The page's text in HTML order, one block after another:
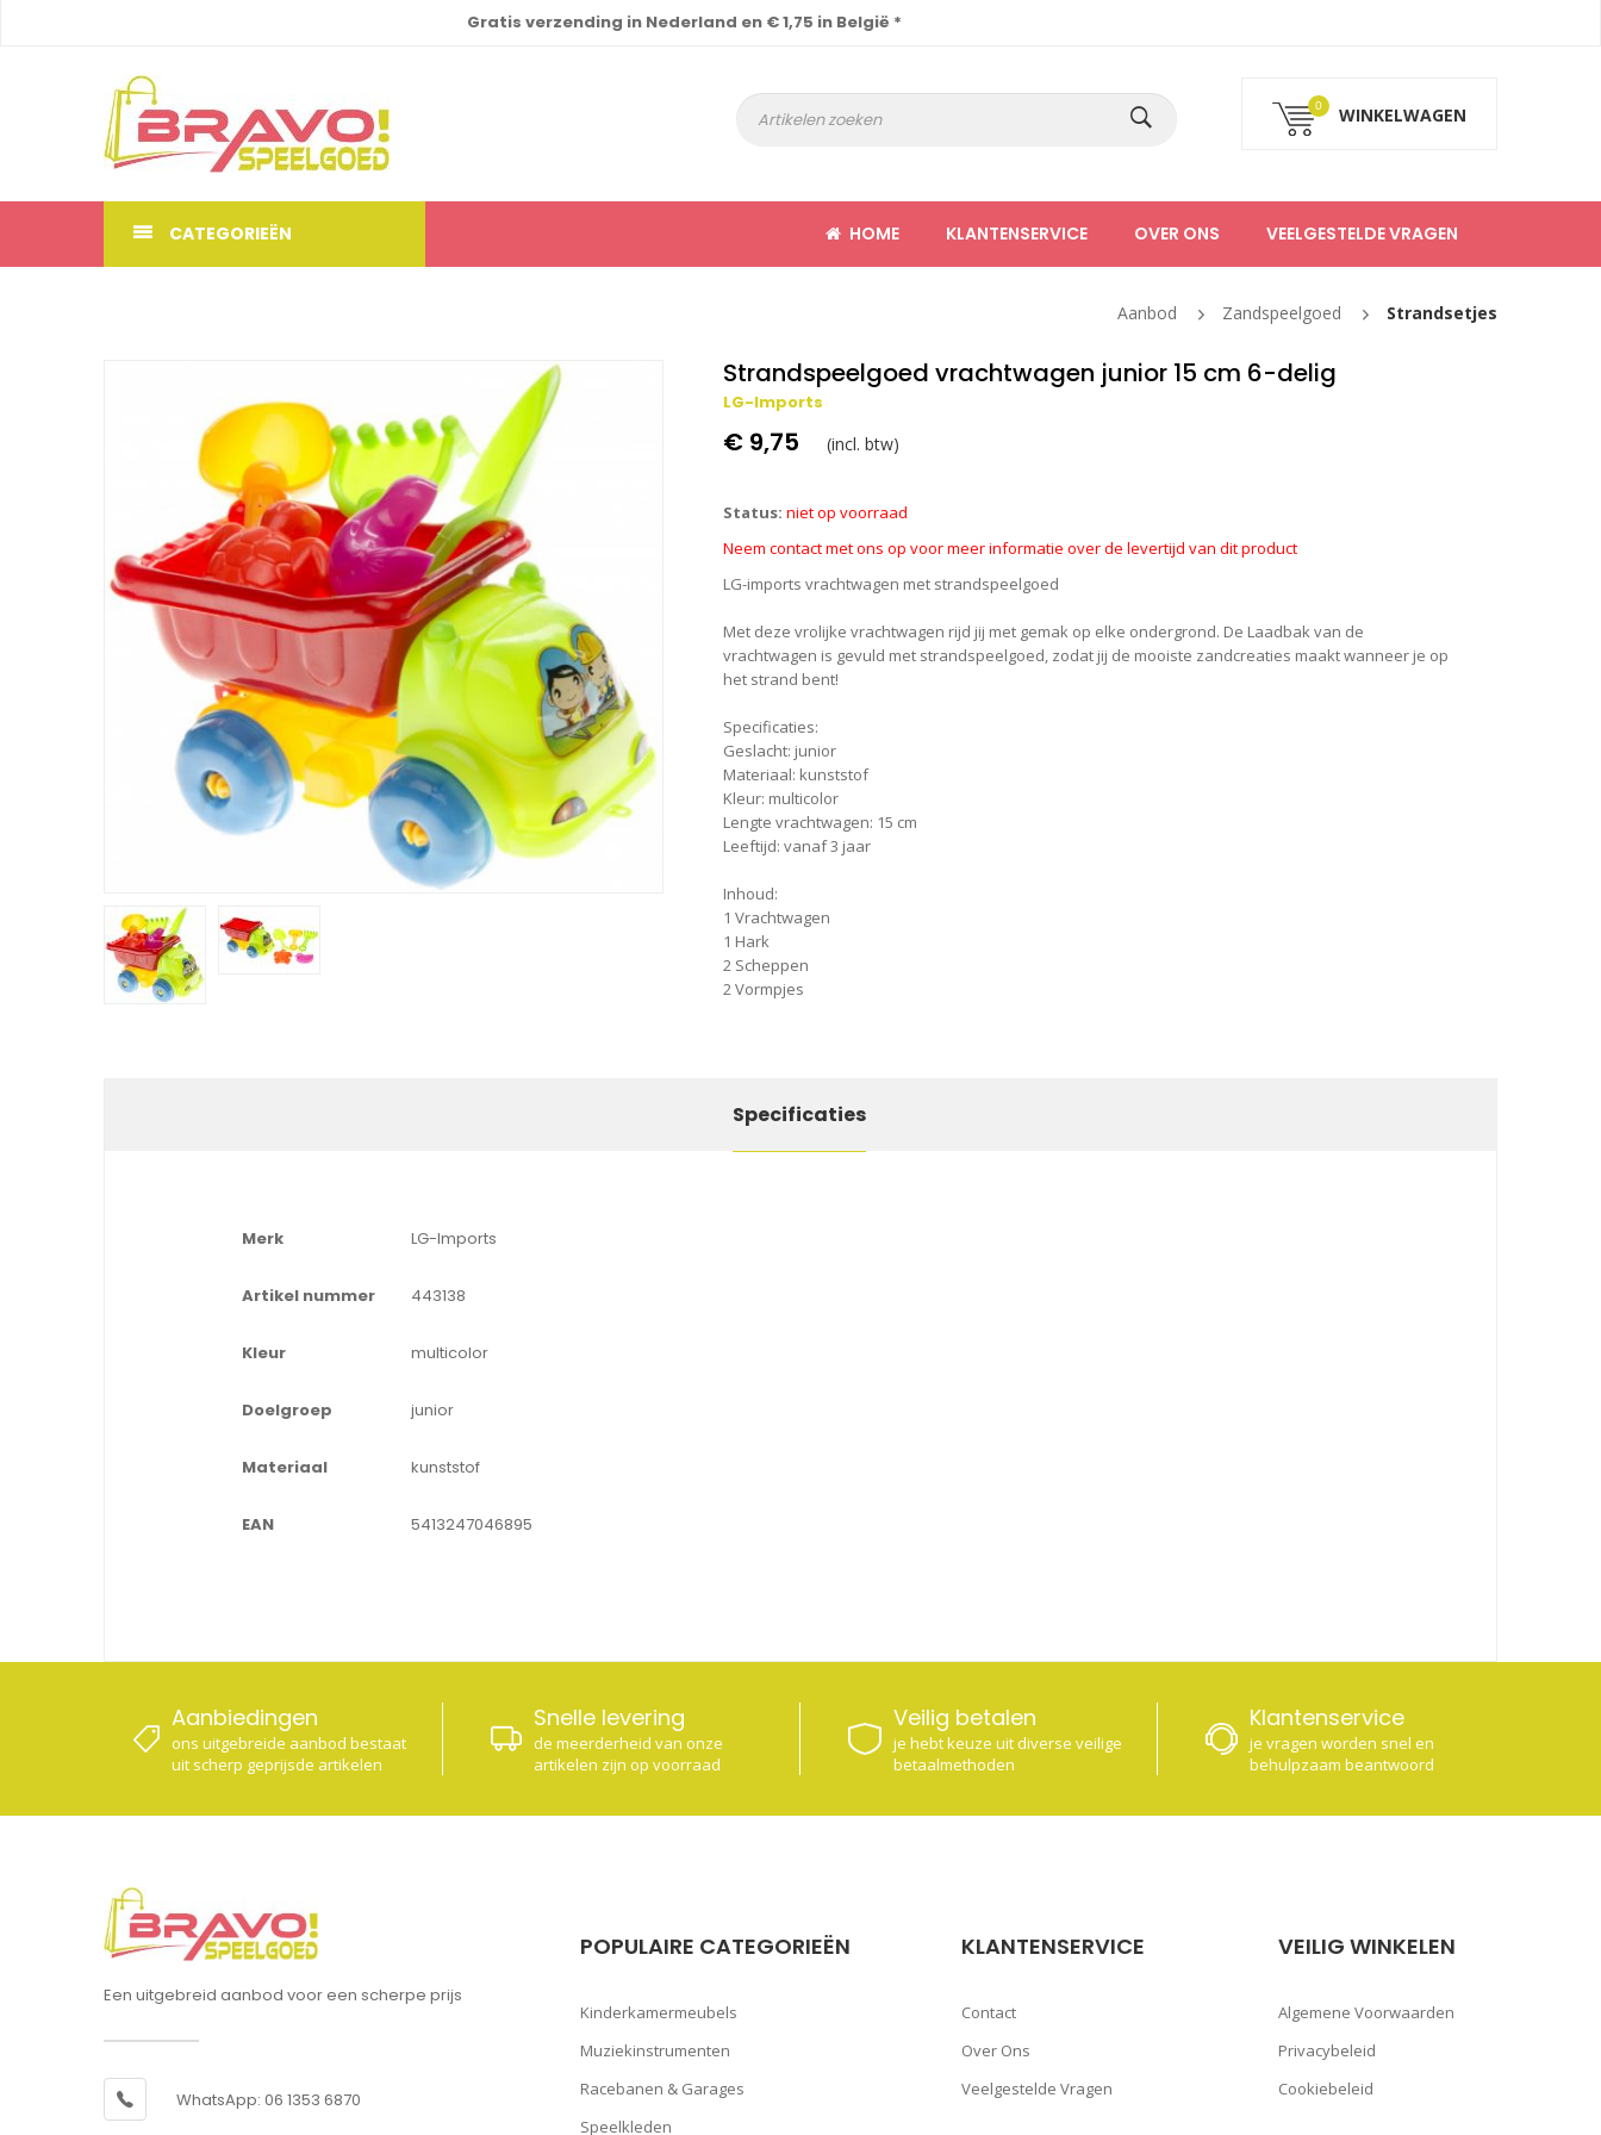
Gratis verzending in Nederland en € 1,75 in België *
0 WINKELWAGEN
CATEGORIEËN HOME KLANTENSERVICE OVER ONS VEELGESTELDE VRAGEN
Aanbod Zandspeelgoed Strandsetjes
Strandspeelgoed vrachtwagen junior 15 cm 6-delig
LG-Imports
€ 9,75 (incl. btw)
Status: niet op voorraad
Neem contact met ons op voor meer informatie over de levertijd van dit product
LG-imports vrachtwagen met strandspeelgoed
Met deze vrolijke vrachtwagen rijd jij met gemak op elke ondergrond. De Laadbak van de
vrachtwagen is gevuld met strandspeelgoed, zodat jij de mooiste zandcreaties maakt wanneer je op
het strand bent!
Specificaties:
Geslacht: junior
Materiaal: kunststof
Kleur: multicolor
Lengte vrachtwagen: 15 cm
Leeftijd: vanaf 3 jaar
Inhoud:
1 Vrachtwagen
1 Hark
2 Scheppen
2 Vormpjes
Specificaties
Merk LG-Imports
Artikel nummer 443138
Kleur multicolor
Doelgroep junior
Materiaal kunststof
EAN 5413247046895
Aanbiedingen
ons uitgebreide aanbod bestaat
uit scherp geprijsde artikelen
Snelle levering
de meerderheid van onze
artikelen zijn op voorraad
Veilig betalen
je hebt keuze uit diverse veilige
betaalmethoden
Klantenservice
je vragen worden snel en
behulpzaam beantwoord
Een uitgebreid aanbod voor een scherpe prijs
WhatsApp: 06 1353 6870
POPULAIRE CATEGORIEËN
Kinderkamermeubels
Muziekinstrumenten
Racebanen & Garages
Speelkleden
KLANTENSERVICE
Contact
Over Ons
Veelgestelde Vragen
VEILIG WINKELEN
Algemene Voorwaarden
Privacybeleid
Cookiebeleid